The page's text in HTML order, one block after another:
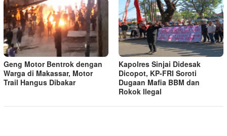
Geng Motor Bentrok dengan
Warga di Makassar, Motor
Trail Hangus Dibakar
Kapolres Sinjai Didesak
Dicopot, KP-FRI Soroti
Dugaan Mafia BBM dan
Rokok Ilegal